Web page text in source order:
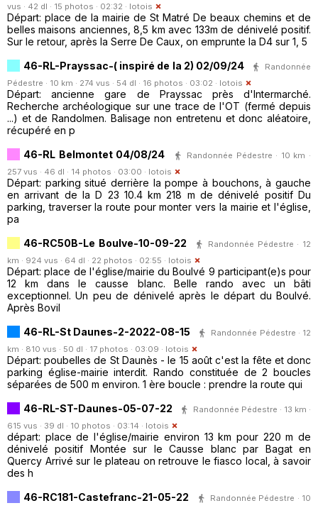
vus · 42 dl · 15 photos · 02:32 · lotois
Départ: place de la mairie de St Matré De beaux chemins et de
belles maisons anciennes, 8,5 km avec 133m de dénivelé positif.
Sur le retour, après la Serre De Caux, on emprunte la D4 sur 1, 5
46-RL-Prayssac-( inspiré de la 2) 02/09/24
Randonnée
Pédestre · 10 km · 274 vus · 54 dl · 16 photos · 03:02 · lotois
Départ: ancienne gare de Prayssac près d'Intermarché.
Recherche archéologique sur une trace de l'OT (fermé depuis
...) et de Randolmen. Balisage non entretenu et donc aléatoire,
récupéré en p
46-RL Belmontet 04/08/24
Randonnée Pédestre · 10 km ·
257 vus · 46 dl · 14 photos · 03:00 · lotois
Départ: parking situé derrière la pompe à bouchons, à gauche
en arrivant de la D 23 10.4 km 218 m de dénivelé positif Du
parking, traverser la route pour monter vers la mairie et l'église,
pa
46-RC50B-Le Boulve-10-09-22
Randonnée Pédestre · 12
km · 924 vus · 64 dl · 22 photos · 02:55 · lotois
Départ: place de l'église/mairie du Boulvé 9 participant(e)s pour
12 km dans le causse blanc. Belle rando avec un bâti
exceptionnel. Un peu de dénivelé après le départ du Boulvé.
Après Bovil
46-RL-St Daunes-2-2022-08-15
Randonnée Pédestre · 12
km · 810 vus · 50 dl · 17 photos · 03:09 · lotois
Départ: poubelles de St Daunès - le 15 août c'est la fête et donc
parking église-mairie interdit. Rando constituée de 2 boucles
séparées de 500 m environ. 1 ère boucle : prendre la route qui
46-RL-ST-Daunes-05-07-22
Randonnée Pédestre · 13 km ·
615 vus · 39 dl · 10 photos · 03:14 · lotois
départ: place de l'église/mairie environ 13 km pour 220 m de
dénivelé positif Montée sur le Causse blanc par Bagat en
Quercy Arrivé sur le plateau on retrouve le fiasco local, à savoir
des h
46-RC181-Castefranc-21-05-22
Randonnée Pédestre · 10